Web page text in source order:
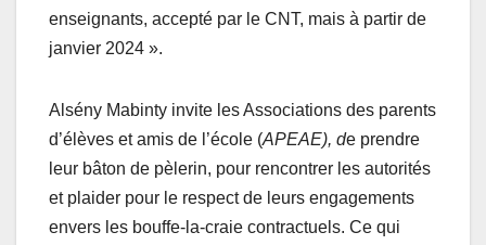
enseignants, accepté par le CNT, mais à partir de
janvier 2024 ».
Alsény Mabinty invite les Associations des parents
d’élèves et amis de l’école (APEAE), de prendre
leur bâton de pèlerin, pour rencontrer les autorités
et plaider pour le respect de leurs engagements
envers les bouffe-la-craie contractuels. Ce qui